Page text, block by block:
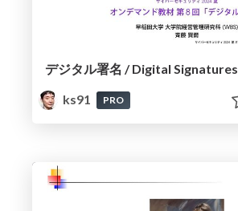
デジタル署名 / Digital Signatures
ks91
PRO